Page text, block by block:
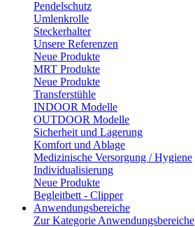
Pendelschutz
Umlenkrolle
Steckerhalter
Unsere Referenzen
Neue Produkte
MRT Produkte
Neue Produkte
Transferstühle
INDOOR Modelle
OUTDOOR Modelle
Sicherheit und Lagerung
Komfort und Ablage
Medizinische Versorgung / Hygiene
Individualisierung
Neue Produkte
Begleitbett - Clipper
Anwendungsbereiche
Zur Kategorie Anwendungsbereiche